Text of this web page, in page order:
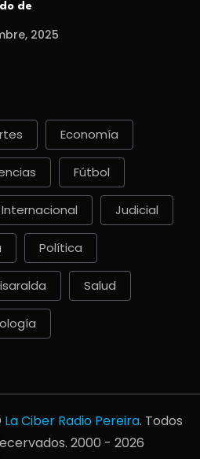
de
2025
Economía
Fútbol
Internacional Judicial
Política
Salud
La Ciber Radio Pereira. Todos
2000 - 2026